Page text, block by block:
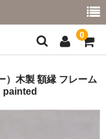
0
）木製 額縁 フレーム
painted